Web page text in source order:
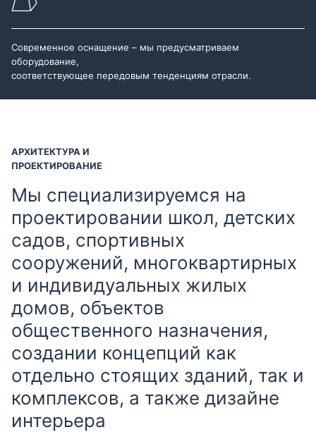
Современное оснащение – мы предусматриваем
оборудование,
соответствующее передовым тенденциям отрасли.
АРХИТЕКТУРА И
ПРОЕКТИРОВАНИЕ
Мы специализируемся на
проектировании школ, детских
садов, спортивных
сооружений, многоквартирных
и индивидуальных жилых
домов, объектов
общественного назначения,
создании концепций как
отдельно стоящих зданий, так и
комплексов, а также дизайне
интерьера